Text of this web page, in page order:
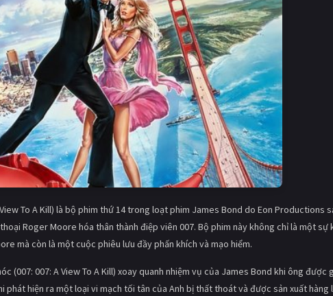
To A Kill) là bộ phim thứ 14 trong loạt phim James Bond do Eon Productions
Roger Moore hóa thân thành điệp viên 007. Bộ phim này không chỉ là một sự
mà còn là một cuộc phiêu lưu đầy phấn khích và mạo hiểm.
(007: 007: A View To A Kill) xoay quanh nhiệm vụ của James Bond khi ông được
hiện ra một loại vi mạch tối tân của Anh bị thất thoát và được sản xuất hàng